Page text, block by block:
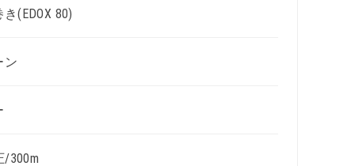
(EDOX 80)
ン
/300m